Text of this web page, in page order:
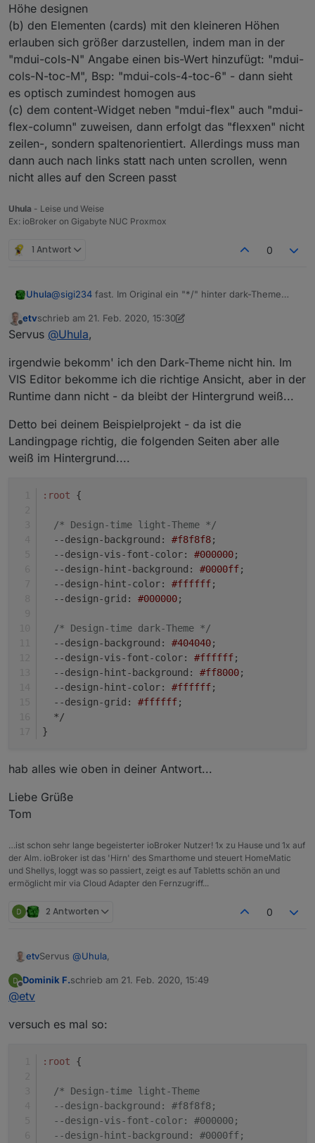
Höhe designen
(b) den Elementen (cards) mit den kleineren Höhen
erlauben sich größer darzustellen, indem man in der
"mdui-cols-N" Angabe einen bis-Wert hinzufügt: "mdui-
cols-N-toc-M", Bsp: "mdui-cols-4-toc-6" - dann sieht
es optisch zumindest homogen aus
(c) dem content-Widget neben "mdui-flex" auch "mdui-
flex-column" zuweisen, dann erfolgt das "flexxen" nicht
zeilen-, sondern spaltenorientiert. Allerdings muss man
dann auch nach links statt nach unten scrollen, wenn
nicht alles auf den Screen passt
Uhula - Leise und Weise
Ex: ioBroker on Gigabyte NUC Proxmox
1 Antwort 0
Uhula@sigi234 fast. Im Original ein "*/" hinter dark-Theme
Folgezeilen sind aktiviert.
/* Design-time light-Theme */
--design-background: #f8f8f8;
--design-hint-background: #0000ff;
--design-hint-color: #ffffff;
--design-background: #404040;
--design-vis-font-color: #ffffff;
--design-hint-background: #ff8000;
--design-hint-color: #ffffff;
etvschrieb am 21. Feb. 2020, 15:30
zuletzt editiert von etv
Servus @Uhula,
irgendwie bekomm' ich den Dark-Theme nicht hin. Im
VIS Editor bekomme ich die richtige Ansicht, aber in der
Runtime dann nicht - da bleibt der Hintergrund weiß...
Detto bei deinem Beispielprojekt - da ist die
Landingpage richtig, die folgenden Seiten aber alle
weiß im Hintergrund....
:root {
/* Design-time light-Theme */
--design-background : #f8f8f8;
--design-vis-font-color: #000000;
--design-hint-background : #0000ff;
--design-hint-color: #ffffff;
--design-grid : #000000;
/* Design-time dark-Theme */
--design-background : #404040;
--design-vis-font-color: #ffffff;
--design-hint-background : #ff8000;
--design-hint-color: #ffffff;
--design-grid : #ffffff;
  */
}
hab alles wie oben in deiner Antwort...
Liebe Grüße
Tom
…ist schon sehr lange begeisterter ioBroker Nutzer! 1x zu Hause und 1x auf
der Alm. ioBroker ist das 'Hirn' des Smarthome und steuert HomeMatic
und Shellys, loggt was so passiert, zeigt es auf Tabletts schön an und
ermöglicht mir via Cloud Adapter den Fernzugriff...
2 Antworten 0
etvServus @Uhula
irgendwie bekomm' ich den Dark-Theme nicht hin. Im VIS
richtig, die folgenden Seiten aber alle weiß im
  /* Design-time light-Theme */
  --design-vis-font-color: #000000;
  --design-hint-background: #0000ff;
  --design-hint-color: #ffffff;
  --design-grid: #000000;
hab alles wie oben in deiner Antwort...
Liebe Grüße
Offline
Dominik F.schrieb am 21. Feb. 2020, 15:49
zuletzt editiert von
@etv
versuch es mal so:
:root {
/* Design-time light-Theme
  --design-background: #f8f8f8;
  --design-vis-font-color: #000000;
  --design-hint-background: #0000ff;